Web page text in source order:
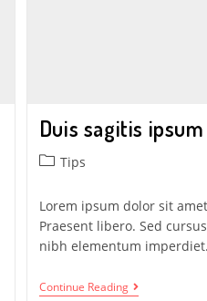
Duis sagitis
Tips
Lorem ipsum dolor sit
Praesent libero. Sed
nibh elementum
Continue Reading